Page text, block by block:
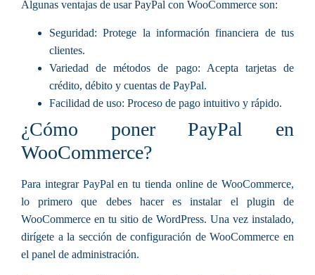
Algunas ventajas de usar PayPal con WooCommerce son:
Seguridad: Protege la información financiera de tus
clientes.
Variedad de métodos de pago: Acepta tarjetas de
crédito, débito y cuentas de PayPal.
Facilidad de uso: Proceso de pago intuitivo y rápido.
¿Cómo poner PayPal en
WooCommerce?
Para integrar PayPal en tu tienda online de WooCommerce,
lo primero que debes hacer es instalar el plugin de
WooCommerce en tu sitio de WordPress. Una vez instalado,
dirígete a la sección de configuración de WooCommerce en
el panel de administración.